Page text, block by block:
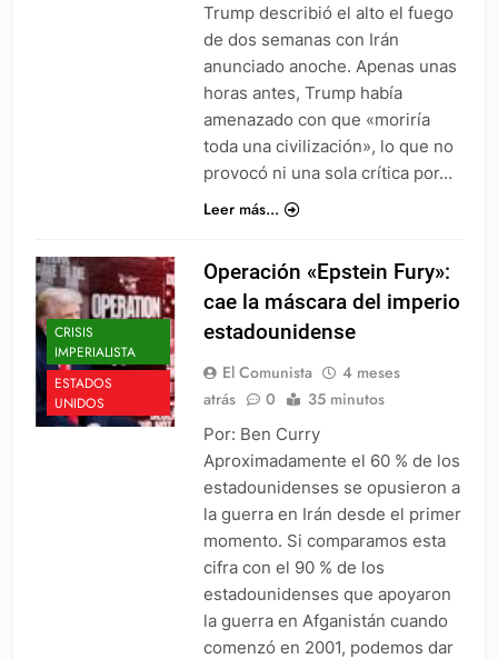
Trump describió el alto el fuego
de dos semanas con Irán
anunciado anoche. Apenas unas
horas antes, Trump había
amenazado con que «moriría
toda una civilización», lo que no
provocó ni una sola crítica por…
Leer más...
CRISIS
IMPERIALISTA
ESTADOS
UNIDOS
Operación «Epstein Fury»:
cae la máscara del imperio
estadounidense
El Comunista
4 meses
atrás
0 35 minutos
Por: Ben Curry
Aproximadamente el 60 % de los
estadounidenses se opusieron a
la guerra en Irán desde el primer
momento. Si comparamos esta
cifra con el 90 % de los
estadounidenses que apoyaron
la guerra en Afganistán cuando
comenzó en 2001, podemos dar